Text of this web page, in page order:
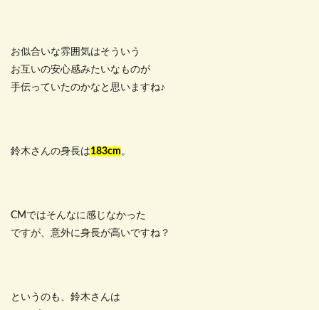
お似合いな雰囲気はそういう
お互いの安心感みたいなものが
手伝っていたのかなと思いますね♪
鈴木さんの身長は183cm。
CMではそんなに感じなかった
ですが、意外に身長が高いですね？
というのも、鈴木さんは